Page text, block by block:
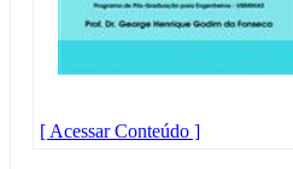
[ Acessar Conteúdo ]